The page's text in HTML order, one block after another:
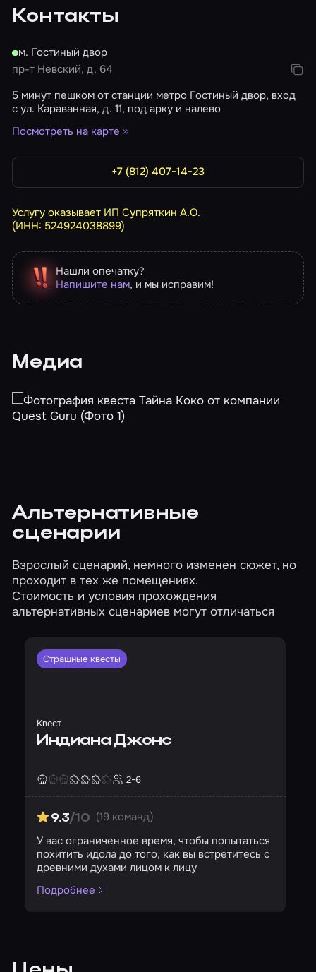
Контакты
м. Гостиный двор
пр-т Невский, д. 64
5 минут пешком от станции метро Гостиный двор, вход
с ул. Караванная, д. 11, под арку и налево
Посмотреть на карте
+7 (812) 407-14-23
Услугу оказывает ИП Супряткин А.О.
(ИНН: 524924038899)
Нашли опечатку?
Напишите нам, и мы исправим!
Медиа
Альтернативные
сценарии
Взрослый сценарий, немного изменен сюжет, но
проходит в тех же помещениях.
Стоимость и условия прохождения
альтернативных сценариев могут отличаться
Страшные квесты
Квест
Индиана Джонс
2-6
9.3/10 (19 команд)
У вас ограниченное время, чтобы попытаться
похитить идола до того, как вы встретитесь с
древними духами лицом к лицу
Подробнее